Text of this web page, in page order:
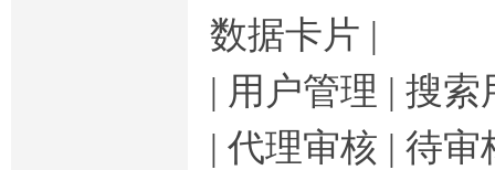
数据卡片 |
| 用户管理 | 搜
| 代理审核 | 待